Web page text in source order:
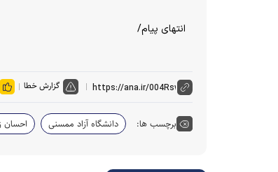
انتهای پیام/
گزارش خطا
برچسب ها: دانشگاه آزاد ممسنی احسان